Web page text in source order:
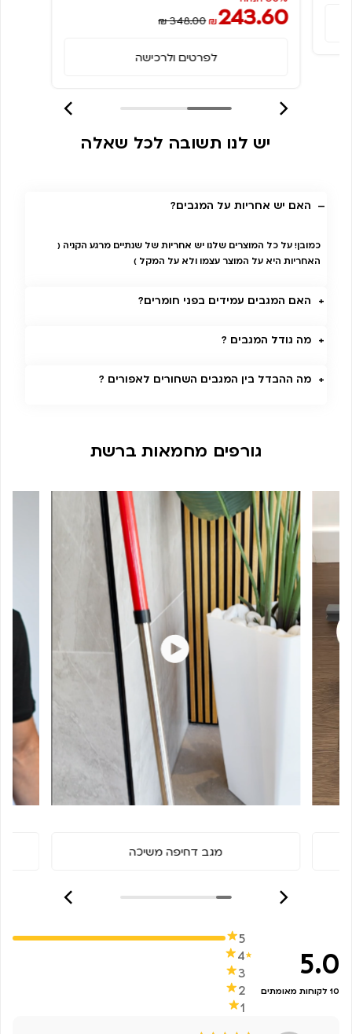
₪243.60
₪ 348.00
לפרטים ולרכישה
יש לנו תשובה לכל שאלה
האם יש אחריות על המגבים?
כמובן! על כל המוצרים שלנו יש אחריות של שנתיים מרגע הקניה (
האחריות היא על המוצר עצמו ולא על המקל )
האם המגבים עמידים בפני חומרים?
מה גודל המגבים ?
מה ההבדל בין המגבים השחורים לאפורים ?
גורפים מחמאות ברשת
מגב דחיפה משיכה
5.0
10 לקוחות מאומתים
5
4
3
2
1